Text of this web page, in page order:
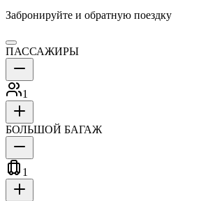
Забронируйте и обратную поездку
ПАССАЖИРЫ
1
БОЛЬШОЙ БАГАЖ
1